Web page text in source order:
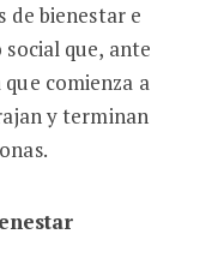
de bienestar e
social que, ante
comienza a
y terminan